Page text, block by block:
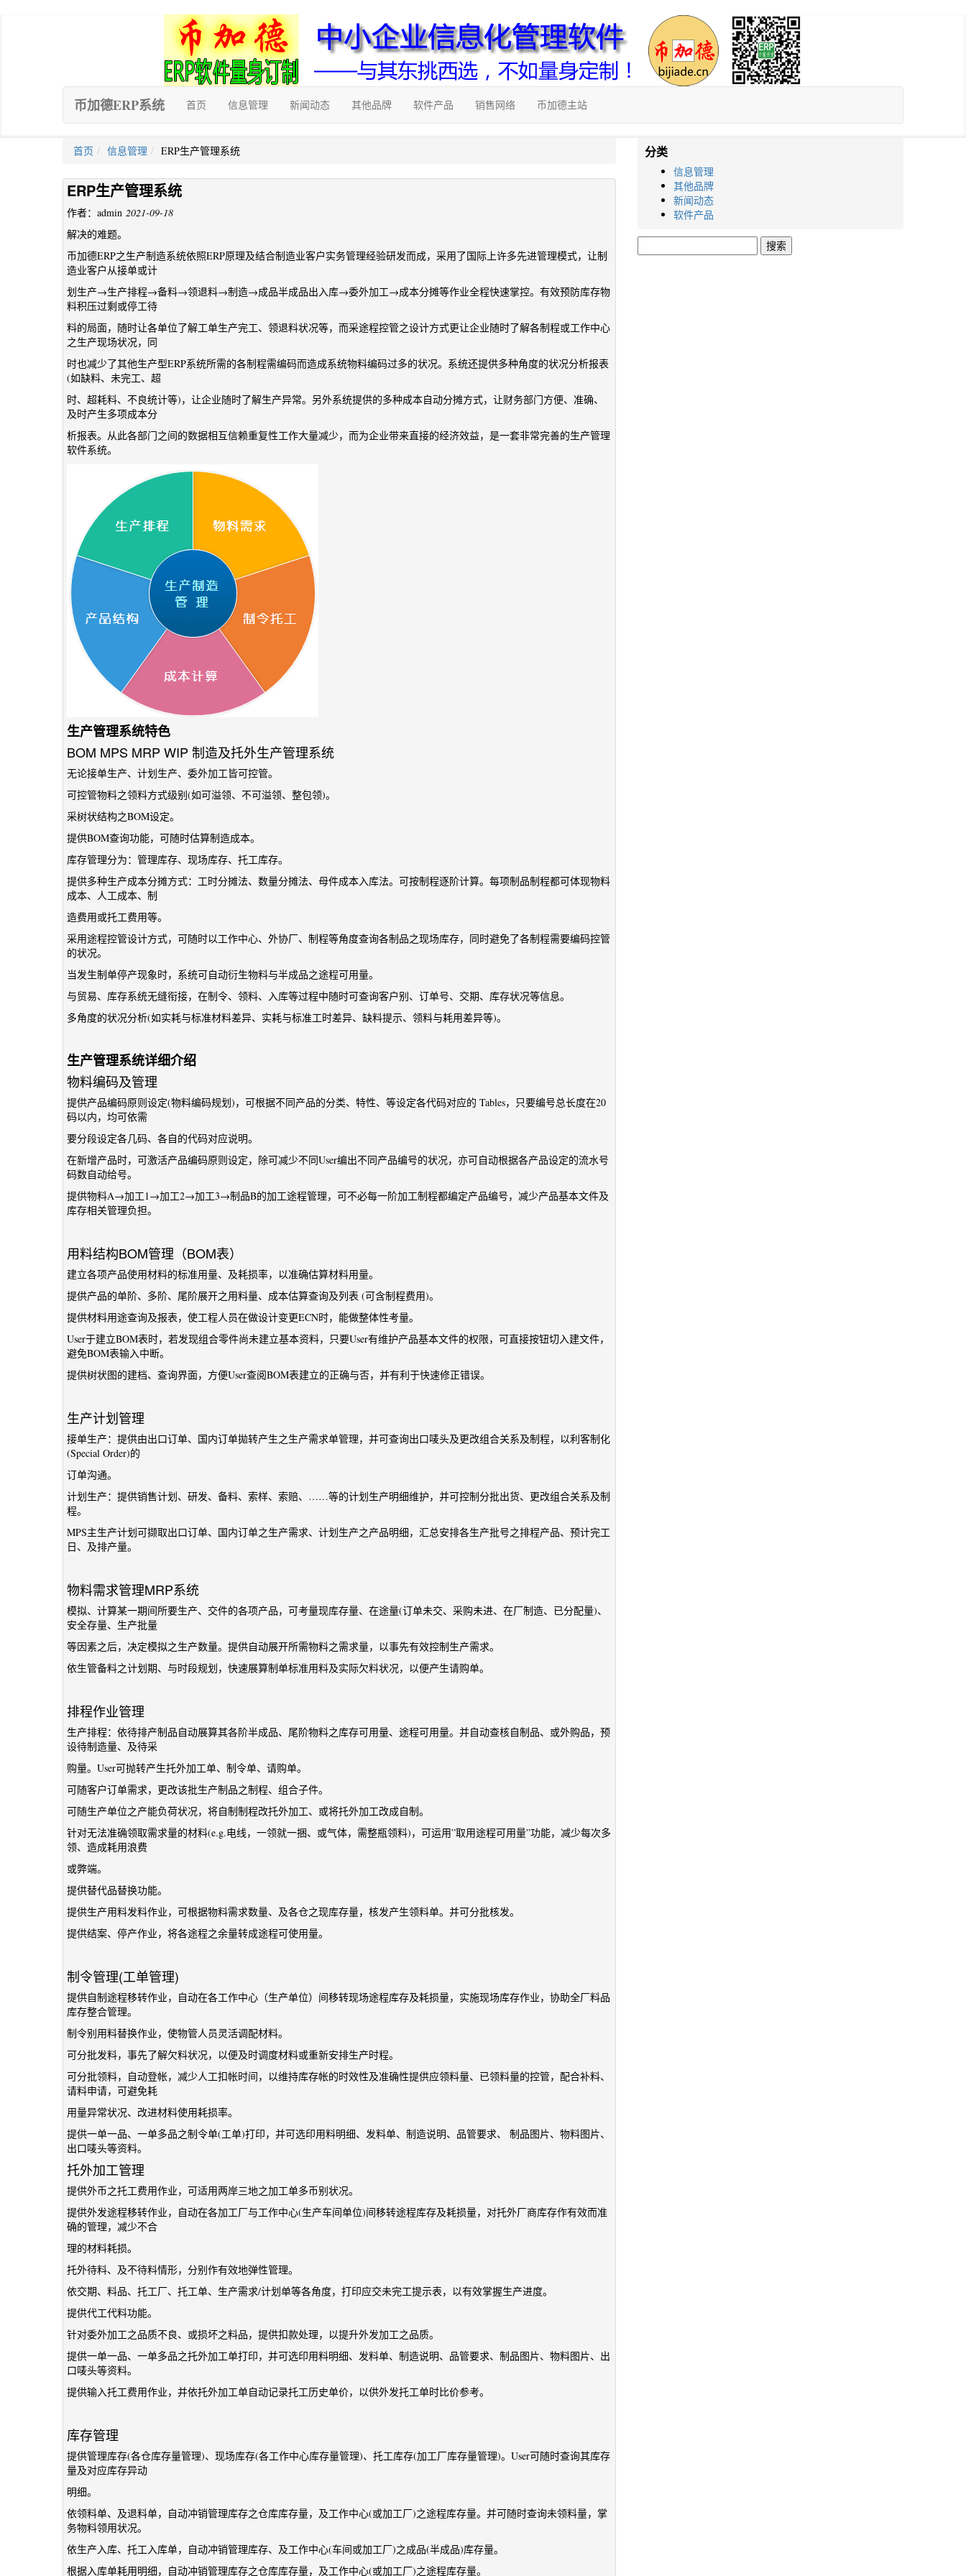
币加德ERP系统 首页 信息管理 新闻动态 其他品牌 软件产品 销售网络 币加德主站
首页 信息管理 ERP生产管理系统
ERP生产管理系统
作者：admin 2021-09-18
解决的难题。
币加德ERP之生产制造系统依照ERP原理及结合制造业客户实务管理经验研发而成，采用了国际上许多先进管理模式，让制
造业客户从接单或计
划生产→生产排程→备料→领退料→制造→成品半成品出入库→委外加工→成本分摊等作业全程快速掌控。有效预防库存物
料积压过剩或停工待
料的局面，随时让各单位了解工单生产完工、领退料状况等，而采途程控管之设计方式更让企业随时了解各制程或工作中心
之生产现场状况，同
时也减少了其他生产型ERP系统所需的各制程需编码而造成系统物料编码过多的状况。系统还提供多种角度的状况分析报表
(如缺料、未完工、超
时、超耗料、不良统计等)，让企业随时了解生产异常。另外系统提供的多种成本自动分摊方式，让财务部门方便、准确、
及时产生多项成本分
析报表。从此各部门之间的数据相互信赖重复性工作大量减少，而为企业带来直接的经济效益，是一套非常完善的生产管理
软件系统。
生产管理系统特色
BOM MPS MRP WIP 制造及托外生产管理系统
无论接单生产、计划生产、委外加工皆可控管。
可控管物料之领料方式级别(如可溢领、不可溢领、整包领)。
采树状结构之BOM设定。
提供BOM查询功能，可随时估算制造成本。
库存管理分为：管理库存、现场库存、托工库存。
提供多种生产成本分摊方式：工时分摊法、数量分摊法、母件成本入库法。可按制程逐阶计算。每项制品制程都可体现物料
成本、人工成本、制
造费用或托工费用等。
采用途程控管设计方式，可随时以工作中心、外协厂、制程等角度查询各制品之现场库存，同时避免了各制程需要编码控管
的状况。
当发生制单停产现象时，系统可自动衍生物料与半成品之途程可用量。
与贸易、库存系统无缝衔接，在制令、领料、入库等过程中随时可查询客户别、订单号、交期、库存状况等信息。
多角度的状况分析(如实耗与标准材料差异、实耗与标准工时差异、缺料提示、领料与耗用差异等)。
生产管理系统详细介绍
物料编码及管理
提供产品编码原则设定(物料编码规划)，可根据不同产品的分类、特性、等设定各代码对应的 Tables，只要编号总长度在20
码以内，均可依需
要分段设定各几码、各自的代码对应说明。
在新增产品时，可激活产品编码原则设定，除可减少不同User编出不同产品编号的状况，亦可自动根据各产品设定的流水号
码数自动给号。
提供物料A→加工1→加工2→加工3→制品B的加工途程管理，可不必每一阶加工制程都编定产品编号，减少产品基本文件及
库存相关管理负担。
用料结构BOM管理（BOM表）
建立各项产品使用材料的标准用量、及耗损率，以准确估算材料用量。
提供产品的单阶、多阶、尾阶展开之用料量、成本估算查询及列表 (可含制程费用)。
提供材料用途查询及报表，使工程人员在做设计变更ECN时，能做整体性考量。
User于建立BOM表时，若发现组合零件尚未建立基本资料，只要User有维护产品基本文件的权限，可直接按钮切入建文件，
避免BOM表输入中断。
提供树状图的建档、查询界面，方便User查阅BOM表建立的正确与否，并有利于快速修正错误。
生产计划管理
接单生产：提供由出口订单、国内订单拋转产生之生产需求单管理，并可查询出口唛头及更改组合关系及制程，以利客制化
(Special Order)的
订单沟通。
计划生产：提供销售计划、研发、备料、索样、索赔、……等的计划生产明细维护，并可控制分批出货、更改组合关系及制
程。
MPS主生产计划可撷取出口订单、国内订单之生产需求、计划生产之产品明细，汇总安排各生产批号之排程产品、预计完工
日、及排产量。
物料需求管理MRP系统
模拟、计算某一期间所要生产、交件的各项产品，可考量现库存量、在途量(订单未交、采购未进、在厂制造、已分配量)、
安全存量、生产批量
等因素之后，决定模拟之生产数量。提供自动展开所需物料之需求量，以事先有效控制生产需求。
依生管备料之计划期、与时段规划，快速展算制单标准用料及实际欠料状况，以便产生请购单。
排程作业管理
生产排程：依待排产制品自动展算其各阶半成品、尾阶物料之库存可用量、途程可用量。并自动查核自制品、或外购品，预
设待制造量、及待采
购量。User可抛转产生托外加工单、制令单、请购单。
可随客户订单需求，更改该批生产制品之制程、组合子件。
可随生产单位之产能负荷状况，将自制制程改托外加工、或将托外加工改成自制。
针对无法准确领取需求量的材料(e.g.电线，一领就一捆、或气体，需整瓶领料)，可运用”取用途程可用量”功能，减少每次多
领、造成耗用浪费
或弊端。
提供替代品替换功能。
提供生产用料发料作业，可根据物料需求数量、及各仓之现库存量，核发产生领料单。并可分批核发。
提供结案、停产作业，将各途程之余量转成途程可使用量。
制令管理(工单管理)
提供自制途程移转作业，自动在各工作中心（生产单位）间移转现场途程库存及耗损量，实施现场库存作业，协助全厂料品
库存整合管理。
制令别用料替换作业，使物管人员灵活调配材料。
可分批发料，事先了解欠料状况，以便及时调度材料或重新安排生产时程。
可分批领料，自动登帐，减少人工扣帐时间，以维持库存帐的时效性及准确性提供应领料量、已领料量的控管，配合补料、
请料申请，可避免耗
用量异常状况、改进材料使用耗损率。
提供一单一品、一单多品之制令单(工单)打印，并可选印用料明细、发料单、制造说明、品管要求、 制品图片、物料图片、
出口唛头等资料。
托外加工管理
提供外币之托工费用作业，可适用两岸三地之加工单多币别状况。
提供外发途程移转作业，自动在各加工厂与工作中心(生产车间单位)间移转途程库存及耗损量，对托外厂商库存作有效而准
确的管理，减少不合
理的材料耗损。
托外待料、及不待料情形，分别作有效地弹性管理。
依交期、料品、托工厂、托工单、生产需求/计划单等各角度，打印应交未完工提示表，以有效掌握生产进度。
提供代工代料功能。
针对委外加工之品质不良、或损坏之料品，提供扣款处理，以提升外发加工之品质。
提供一单一品、一单多品之托外加工单打印，并可选印用料明细、发料单、制造说明、品管要求、制品图片、物料图片、出
口唛头等资料。
提供输入托工费用作业，并依托外加工单自动记录托工历史单价，以供外发托工单时比价参考。
库存管理
提供管理库存(各仓库存量管理)、现场库存(各工作中心库存量管理)、托工库存(加工厂库存量管理)。User可随时查询其库存
量及对应库存异动
明细。
依领料单、及退料单，自动冲销管理库存之仓库库存量，及工作中心(或加工厂)之途程库存量。并可随时查询未领料量，掌
务物料领用状况。
依生产入库、托工入库单，自动冲销管理库存、及工作中心(车间或加工厂)之成品(半成品)库存量。
根据入库单耗用明细，自动冲销管理库存之仓库库存量，及工作中心(或加工厂)之途程库存量。
分类
信息管理
其他品牌
新闻动态
软件产品
索：